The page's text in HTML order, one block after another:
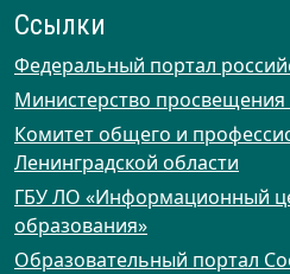
Ссылки
Федеральный портал
Министерство
Комитет общего и
Ленинградской области
ГБУ ЛО «Информационный
образования»
Образовательный портал